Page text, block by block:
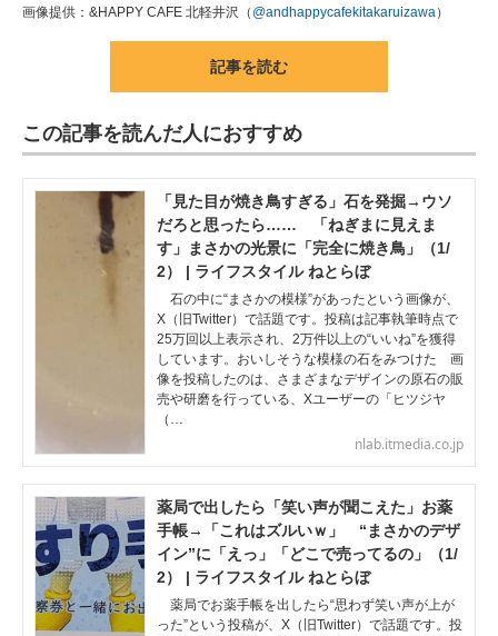
画像提供：&HAPPY CAFE 北軽井沢（ @andhappycafekitakaruizawa）
記事を読む
この記事を読んだ人におすすめ
「見た目が焼き鳥すぎる」石を発掘→ウソ
だろと思ったら…… 「ねぎまに見えま
す」まさかの光景に「完全に焼き鳥」（1/
2） | ライフスタイル ねとらぼ
石の中に“まさかの模様”があったという画像が、
X（旧Twitter）で話題です。投稿は記事執筆時点で
25万回以上表示され、2万件以上の“いいね”を獲得
しています。おいしそうな模様の石をみつけた 画
像を投稿したのは、さまざまなデザインの原石の販
売や研磨を行っている、Xユーザーの「ヒツジヤ
（…
nlab.itmedia.co.jp
薬局で出したら「笑い声が聞こえた」お薬
手帳→「これはズルいｗ」 “まさかのデザ
イン”に「えっ」「どこで売ってるの」（1/
2） | ライフスタイル ねとらぼ
薬局でお薬手帳を出したら“思わず笑い声が上が
った”という投稿が、X（旧Twitter）で話題です。投